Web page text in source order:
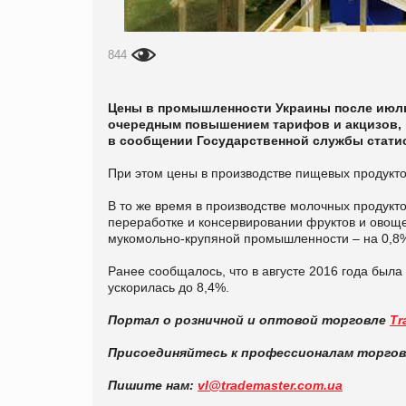
844
Цены в промышленности Украины после
очередным повышением тарифов и акцизов,
в сообщении Государственной службы
При этом цены в производстве пищевых
В то же время в производстве молочных
переработке и консервировании фруктов и
мукомольно-крупяной промышленности – на
Ранее сообщалось, что в августе 2016 года
ускорилась до 8,4%.
Портал о розничной и оптовой торговле
Присоединяйтесь к профессионалам
Пишите нам: vl@trademaster.com.ua